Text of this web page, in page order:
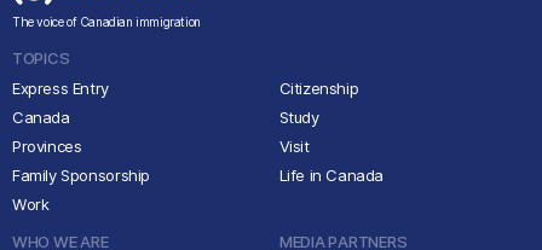
The voice of Canadian immigration
TOPICS
Express Entry
Canada
Provinces
Family Sponsorship
Work
Citizenship
Study
Visit
Life in Canada
WHO WE ARE
MEDIA PARTNERS